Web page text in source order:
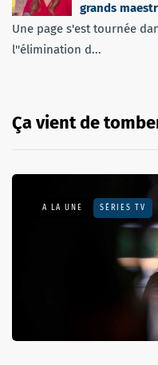
grands
Une page s'est tournée
l''élimination d...
Ça vient de
A LA UNE SÉRIES TV